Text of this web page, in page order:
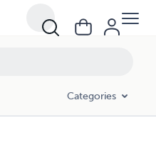
Categories